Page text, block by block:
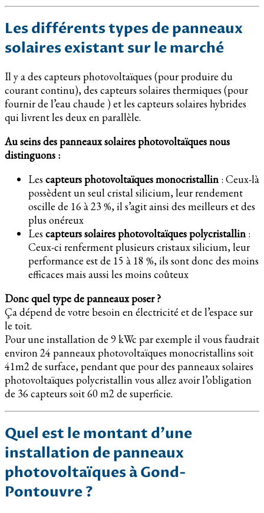
Les différents types de panneaux
solaires existant sur le marché
Il y a des capteurs photovoltaïques (pour produire du
courant continu), des capteurs solaires thermiques (pour
fournir de l’eau chaude ) et les capteurs solaires hybrides
qui livrent les deux en parallèle.
Au seins des panneaux solaires photovoltaïques nous
distinguons :
Les capteurs photovoltaïques monocristallin : Ceux-là
possèdent un seul cristal silicium, leur rendement
oscille de 16 à 23 %, il s’agit ainsi des meilleurs et des
plus onéreux
Les capteurs solaires photovoltaïques polycristallin :
Ceux-ci renferment plusieurs cristaux silicium, leur
performance est de 15 à 18 %, ils sont donc des moins
efficaces mais aussi les moins coûteux
Donc quel type de panneaux poser ?
Ça dépend de votre besoin en électricité et de l’espace sur
le toit.
Pour une installation de 9 kWc par exemple il vous faudrait
environ 24 panneaux photovoltaïques monocristallins soit
41m2 de surface, pendant que pour des panneaux solaires
photovoltaïques polycristallin vous allez avoir l’obligation
de 36 capteurs soit 60 m2 de superficie.
Quel est le montant d’une
installation de panneaux
photovoltaïques à Gond-
Pontouvre ?